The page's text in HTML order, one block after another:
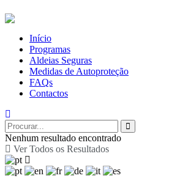
Início
Programas
Aldeias Seguras
Medidas de Autoproteção
FAQs
Contactos
Nenhum resultado encontrado
Ver Todos os Resultados